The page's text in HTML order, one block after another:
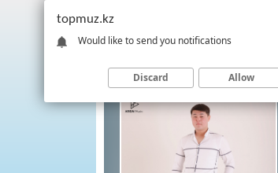
topmuz.kz
Would like to send you notifications
Discard Allow